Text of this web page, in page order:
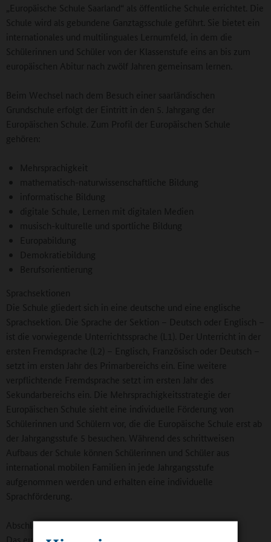
„Europäische Schule Saarland“ als öffentliche Schule errichtet. Die
Schule wird als gebundene Ganztagsschule geführt. Sie bietet ein
internationales und multilinguales Lernumfeld, in dem die
Schülerinnen und Schüler von der Klassenstufe eins an bis zum
europäischen Abitur nach zwölf Jahren gemeinsam lernen.
Beim Wechsel nach dem Besuch einer saarländischen
Grundschule erfolgt der Eintritt in den 5. Jahrgang der
Europäischen Schule. Zum Profil der Europäischen Schule
gehören:
Mehrsprachigkeit
mathematisch-naturwissenschaftliche Bildung
informatische Bildung
digitale Schule, Lernen mit digitalen Medien
musisch-kulturelle und sportliche Bildung
Europabildung
Demokratiebildung
Berufsorientierung
Sprachsektionen
Die Schule gliedert sich in eine deutsche und eine englische
Sprachsektion. Die Sprache der Sektion – Deutsch oder Englisch –
ist die vorwiegende Unterrichtssprache (L1). Der Unterricht in der
ersten Fremdsprache (L2) – Englisch, Französisch oder Deutsch –
setzt im ersten Jahr des Primarbereichs ein. Eine weitere
verpflichtende Fremdsprache setzt im ersten Jahr des
Sekundarbereichs ein. Die Mehrsprachigkeitsstrategie der
Europäischen Schule sieht eine individuelle Förderung von
Schülerinnen und Schülern vor, die die Europäische Schule erst ab
der Jahrgangsstufe 5 besuchen. Während des schrittweisen
Aufbaus der Schule können Schülerinnen und Schüler aus
international mobilen Familien in jede Jahrgangsstufe
aufgenommen werden und erhalten eine individuelle
Sprachförderung.
Abschlüsse und Zugänge